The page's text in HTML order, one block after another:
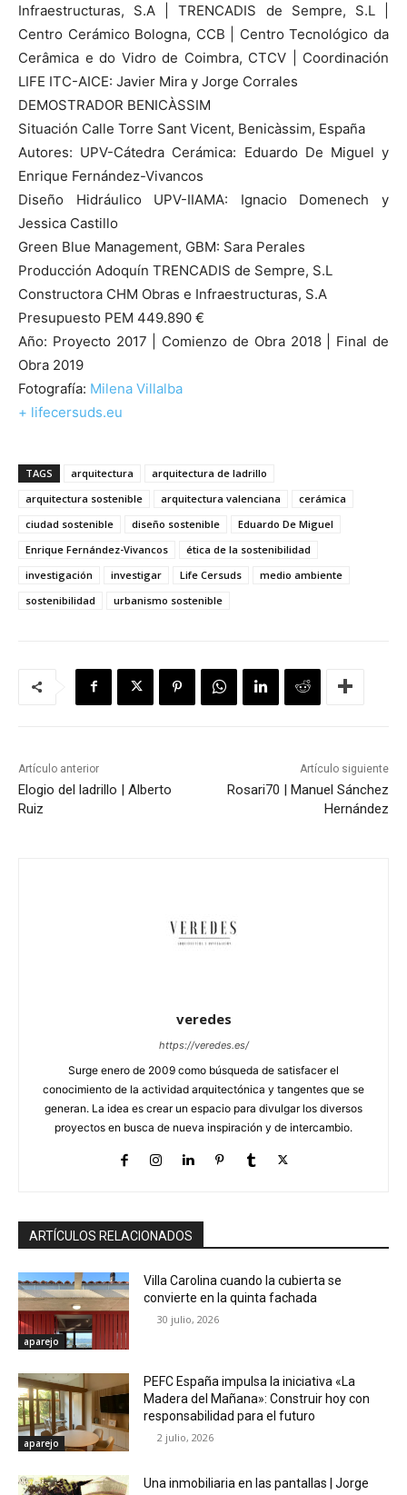
Infraestructuras, S.A | TRENCADIS de Sempre, S.L |
Centro Cerámico Bologna, CCB | Centro Tecnológico da
Cerâmica e do Vidro de Coimbra, CTCV | Coordinación
LIFE ITC-AICE: Javier Mira y Jorge Corrales
DEMOSTRADOR BENICÀSSIM
Situación Calle Torre Sant Vicent, Benicàssim, España
Autores: UPV-Cátedra Cerámica: Eduardo De Miguel y
Enrique Fernández-Vivancos
Diseño Hidráulico UPV-IIAMA: Ignacio Domenech y
Jessica Castillo
Green Blue Management, GBM: Sara Perales
Producción Adoquín TRENCADIS de Sempre, S.L
Constructora CHM Obras e Infraestructuras, S.A
Presupuesto PEM 449.890 €
Año: Proyecto 2017 | Comienzo de Obra 2018 | Final de
Obra 2019
Fotografía: Milena Villalba
+ lifecersuds.eu
TAGS arquitectura
arquitectura de ladrillo
arquitectura sostenible
arquitectura valenciana
cerámica
ciudad sostenible
diseño sostenible
Eduardo De Miguel
Enrique Fernández-Vivancos
ética de la sostenibilidad
investigación
investigar Life Cersuds
medio ambiente
sostenibilidad
urbanismo sostenible
Artículo anterior
Elogio del ladrillo | Alberto
Ruiz
Artículo siguiente
Rosari70 | Manuel Sánchez
Hernández
veredes
https://veredes.es/
Surge enero de 2009 como búsqueda de satisfacer el
conocimiento de la actividad arquitectónica y tangentes que se
generan. La idea es crear un espacio para divulgar los diversos
proyectos en busca de nueva inspiración y de intercambio.
ARTÍCULOS RELACIONADOS
aparejo
Villa Carolina cuando la cubierta se
convierte en la quinta fachada
30 julio, 2026
aparejo
PEFC España impulsa la iniciativa «La
Madera del Mañana»: Construir hoy con
responsabilidad para el futuro
2 julio, 2026
Una inmobiliaria en las pantallas | Jorge